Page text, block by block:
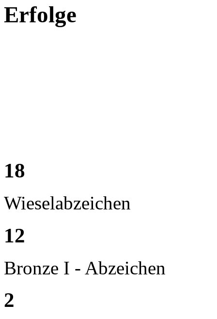
Erfolge
18
Wieselabzeichen
12
Bronze I - Abzeichen
2